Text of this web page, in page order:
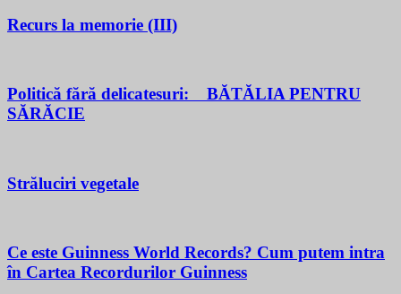
Recurs la memorie (III)
Politică fără delicatesuri: BĂTĂLIA PENTRU
SĂRĂCIE
Străluciri vegetale
Ce este Guinness World Records? Cum putem intra
în Cartea Recordurilor Guinness